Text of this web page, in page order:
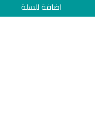
اضافة للسلة